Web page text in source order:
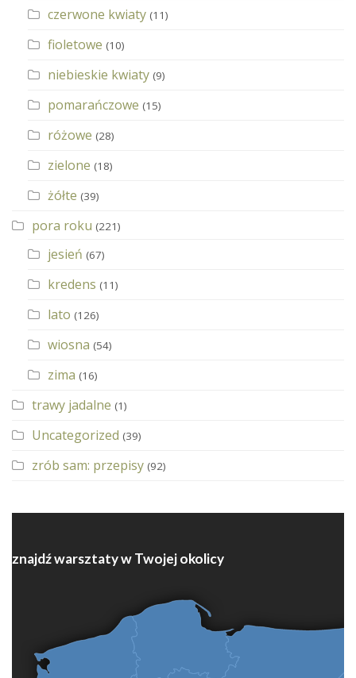
czerwone kwiaty (11)
fioletowe (10)
niebieskie kwiaty (9)
pomarańczowe (15)
różowe (28)
zielone (18)
żółte (39)
pora roku (221)
jesień (67)
kredens (11)
lato (126)
wiosna (54)
zima (16)
trawy jadalne (1)
Uncategorized (39)
zrób sam: przepisy (92)
znajdź warsztaty w Twojej okolicy